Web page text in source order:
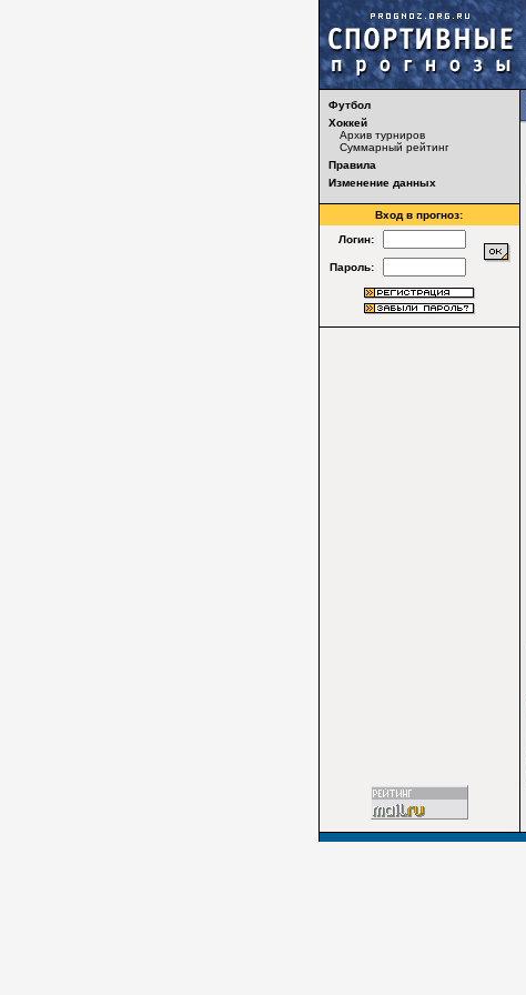
Футбол
Хоккей
Архив турниров
Суммарный рейтинг
Правила
Изменение данных
Вход в прогноз:
Логин:
Пароль: